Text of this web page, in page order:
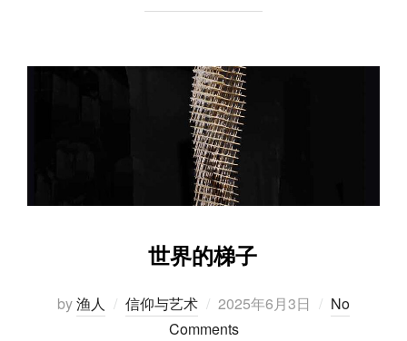
世界的梯子
by渔人 信仰与艺术
Posted
on
2025年6月3日
No
Comments